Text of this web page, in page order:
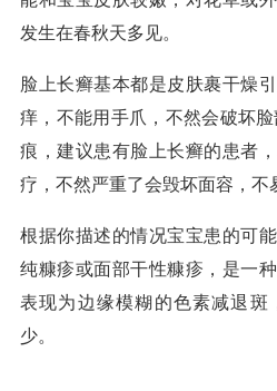
发生在春秋天多见。
脸上长癣基本都是皮肤裹干燥
痒，不能用手爪，不然会破坏
痕，建议患有脸上长癣的患者
疗，不然严重了会毁坏面容，不
根据你描述的情况宝宝患的可
纯糠疹或面部干性糠疹，是一
表现为边缘模糊的色素减退斑
少。